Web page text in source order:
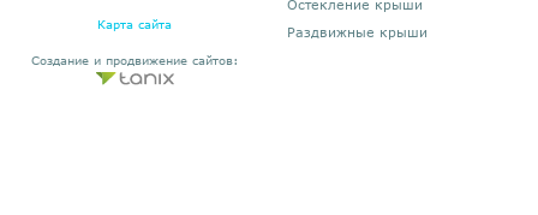
Карта сайта
Создание и продвижение сайтов:
Остекление крыши
Раздвижные крыши